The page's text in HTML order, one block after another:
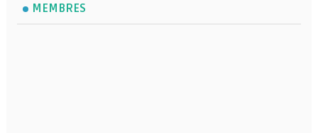
MEMBRES